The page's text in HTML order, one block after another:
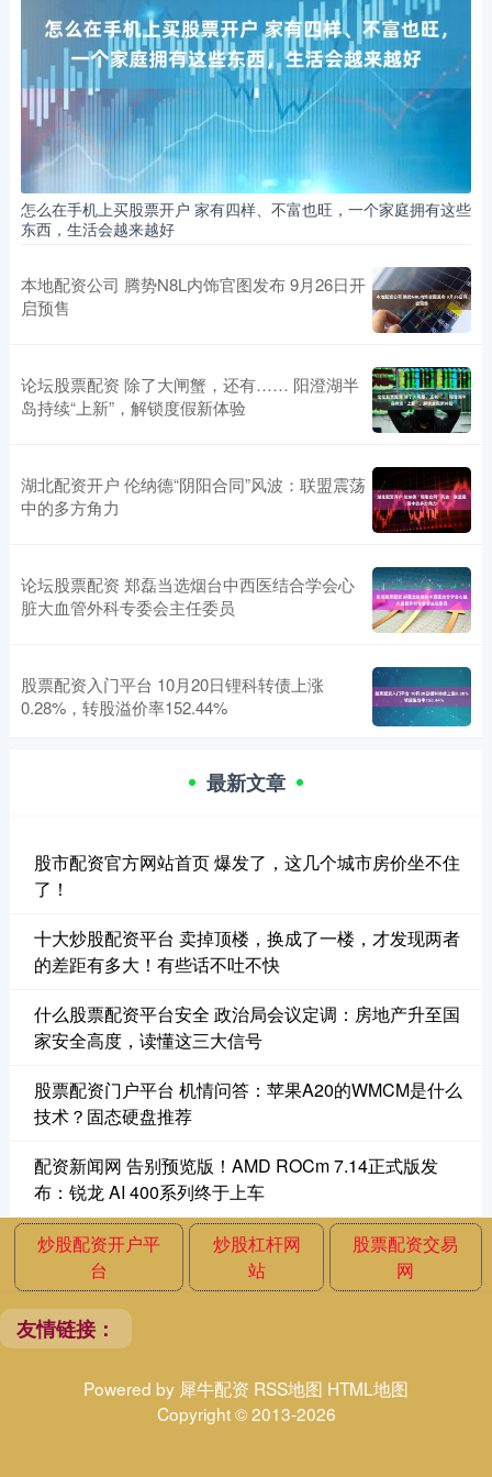
怎么在手机上买股票开户 家有四样、不富也旺，一个家庭拥有这些
东西，生活会越来越好
本地配资公司 腾势N8L内饰官图发布 9月26日开
启预售
论坛股票配资 除了大闸蟹，还有…… 阳澄湖半
岛持续“上新”，解锁度假新体验
湖北配资开户 伦纳德“阴阳合同”风波：联盟震荡
中的多方角力
论坛股票配资 郑磊当选烟台中西医结合学会心
脏大血管外科专委会主任委员
股票配资入门平台 10月20日锂科转债上涨
0.28%，转股溢价率152.44%
最新文章
股市配资官方网站首页 爆发了，这几个城市房价坐不住
了！
十大炒股配资平台 卖掉顶楼，换成了一楼，才发现两者
的差距有多大！有些话不吐不快
什么股票配资平台安全 政治局会议定调：房地产升至国
家安全高度，读懂这三大信号
股票配资门户平台 机情问答：苹果A20的WMCM是什么
技术？固态硬盘推荐
配资新闻网 告别预览版！AMD ROCm 7.14正式版发
布：锐龙 AI 400系列终于上车
炒股配资开户平
台
炒股杠杆网
站
股票配资交易
网
友情链接：
Powered by 犀牛配资 RSS地图 HTML地图
Copyright© 2013-2026